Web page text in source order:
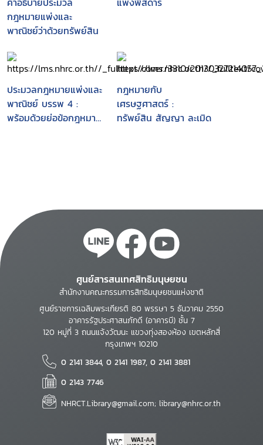
กฎหมายแพ่งและ
พาณิชย์ว่าด้วยทรัพย์สิน
ประมวลกฎหมายแพ่งและ
พาณิชย์ บรรพ 4 :
พร้อมด้วยย่อข้อกฎหมาย
กฎหมายกับ
เศรษฐศาสตร์ :
ทรัพย์สิน สัญญา ละเมิด
ศูนย์สารสนเทศสิทธิมนุษยชน
สำนักงานคณะกรรมการสิทธิมนุษยชนแห่งชาติ
ศูนย์ราชการเฉลิมพระเกียรติ 80 พรรษา 5 ธันวาคม 2550
อาคารรัฐประศาสนภักดี (อาคารบี) ชั้น 7
120 หมู่ที่ 3 ถนนแจ้งวัฒนะ แขวงทุ่งสองห้อง เขตหลักสี่
กรุงเทพฯ 10210
0 2141 3844, 0 2141 1987, 0 2141 3881
0 2143 7746
NHRCT.Library@gmail.com; library@nhrc.or.th